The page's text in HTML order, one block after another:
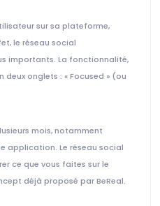
sur sa plateforme,
le réseau social
importants. La fonctionnalité,
onglets : « Focused » (ou
mois, notamment
application. Le réseau social
ce que vous faites sur le
déjà proposé par BeReal.